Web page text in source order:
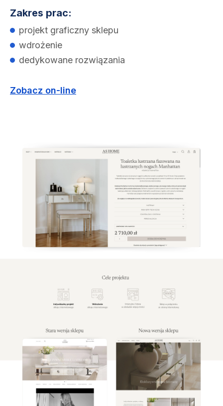
Zakres prac:
projekt graficzny sklepu
wdrożenie
dedykowane rozwiązania
Zobacz on-line